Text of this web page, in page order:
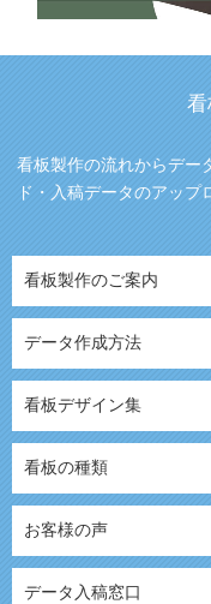
看板製作の流れからデー
ド・入稿データのアッ
看板製作のご案内
データ作成方法
看板デザイン集
看板の種類
お客様の声
データ入稿窓口